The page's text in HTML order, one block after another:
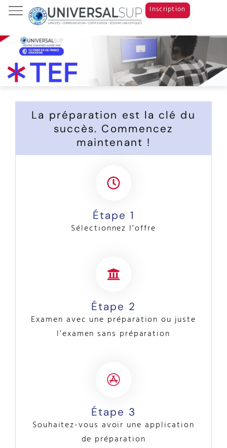
Inscription
La préparation est la clé du
succès. Commencez
maintenant !
Étape 1
Sélectionnez l’offre
Étape 2
Examen avec une préparation ou juste
l’examen sans préparation
Étape 3
Souhaitez-vous avoir une application
de préparation